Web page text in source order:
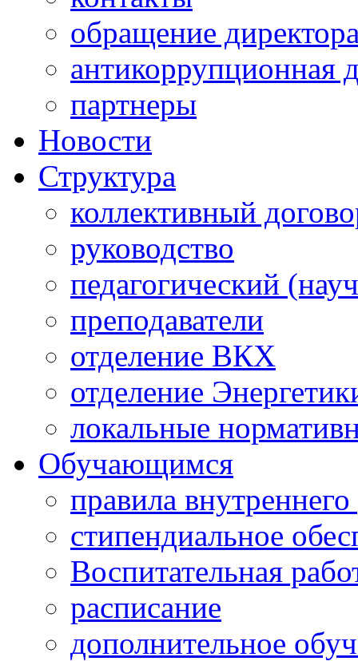
обращение
антикоррупционная
партнеры
Новости
Структура
коллективный
руководство
педагогический
преподаватели
отделение ВКХ
отделение
локальные
Обучающимся
правила
стипендиальное
Воспитательная
расписание
дополнительное